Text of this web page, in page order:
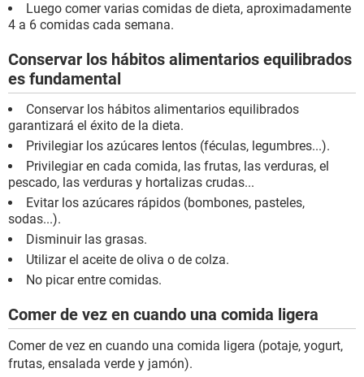
Luego comer varias comidas de dieta, aproximadamente
4 a 6 comidas cada semana.
Conservar los hábitos alimentarios equilibrados
es fundamental
Conservar los hábitos alimentarios equilibrados
garantizará el éxito de la dieta.
Privilegiar los azúcares lentos (féculas, legumbres...).
Privilegiar en cada comida, las frutas, las verduras, el
pescado, las verduras y hortalizas crudas...
Evitar los azúcares rápidos (bombones, pasteles,
sodas...).
Disminuir las grasas.
Utilizar el aceite de oliva o de colza.
No picar entre comidas.
Comer de vez en cuando una comida ligera
Comer de vez en cuando una comida ligera (potaje, yogurt,
frutas, ensalada verde y jamón).